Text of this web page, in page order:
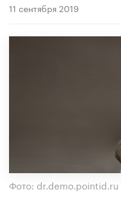
11 сентября 2019
Фото: dr.demo.pointid.ru